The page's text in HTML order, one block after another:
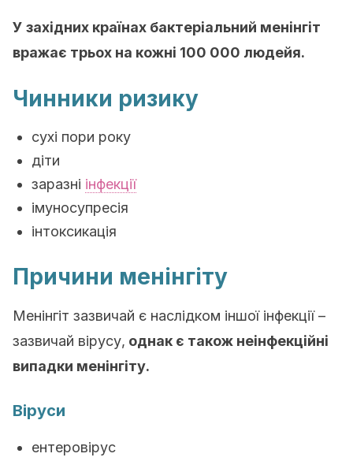
У західних країнах бактеріальний менінгіт
вражає трьох на кожні 100 000 людейя.
Чинники ризику
сухі пори року
діти
заразні інфекції
імуносупресія
інтоксикація
Причини менінгіту
Менінгіт зазвичай є наслідком іншої інфекції –
зазвичай вірусу, однак є також неінфекційні
випадки менінгіту.
Віруси
ентеровірус